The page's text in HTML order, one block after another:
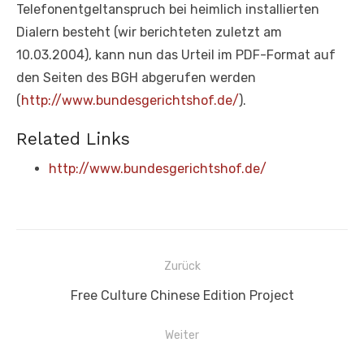
Telefonentgeltanspruch bei heimlich installierten
Dialern besteht (wir berichteten zuletzt am
10.03.2004), kann nun das Urteil im PDF-Format auf
den Seiten des BGH abgerufen werden
(http://www.bundesgerichtshof.de/).
Related Links
http://www.bundesgerichtshof.de/
Beitragsnavigation
Zurück
Vorheriger
Free Culture Chinese Edition Project
Weiter